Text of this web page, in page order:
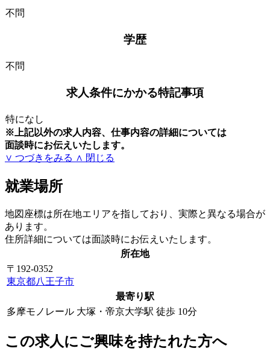
不問
学歴
不問
求人条件にかかる特記事項
特になし
※上記以外の求人内容、仕事内容の詳細については
面談時にお伝えいたします。
∨ つづきをみる ∧ 閉じる
就業場所
地図座標は所在地エリアを指しており、実際と異なる場合が
あります。
住所詳細については面談時にお伝えいたします。
所在地
〒192-0352
東京都八王子市
最寄り駅
多摩モノレール 大塚・帝京大学駅 徒歩 10分
この求人にご興味を持たれた方へ